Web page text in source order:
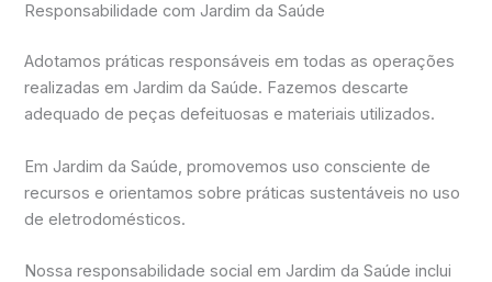
Responsabilidade com Jardim da Saúde
Adotamos práticas responsáveis em todas as operações
realizadas em Jardim da Saúde. Fazemos descarte
adequado de peças defeituosas e materiais utilizados.
Em Jardim da Saúde, promovemos uso consciente de
recursos e orientamos sobre práticas sustentáveis no uso
de eletrodomésticos.
Nossa responsabilidade social em Jardim da Saúde inclui